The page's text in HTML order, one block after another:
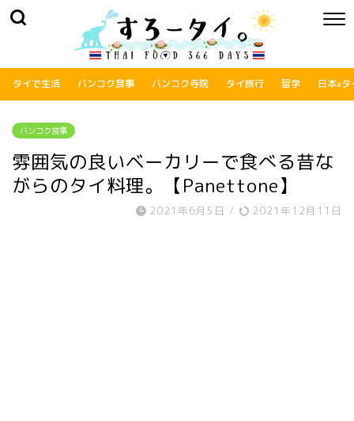
タイで生活 バンコク食事 バンコク寺院 タイ旅行 留学 日本xタ
バンコク食事
雰囲気の良いベーカリーで食べる昔な
がらのタイ料理。【Panettone】
2021年6月5日 / 2021年12月11日